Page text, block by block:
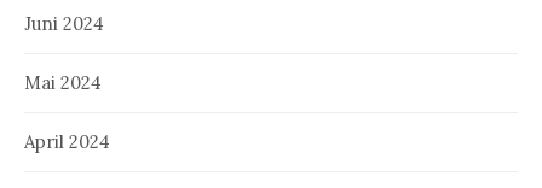
Juni 2024
Mai 2024
April 2024